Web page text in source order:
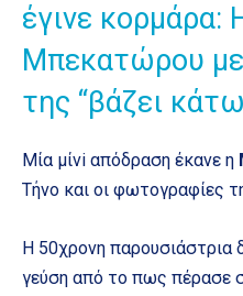
έγινε κορμάρα:
Μπεκατώρου με
της “βάζει
Μία μίνi απόδραση έκανε η
Τήνο και οι φωτογραφίες
Η 50χρονη παρουσιάστρια
γεύση από το πως πέρασε